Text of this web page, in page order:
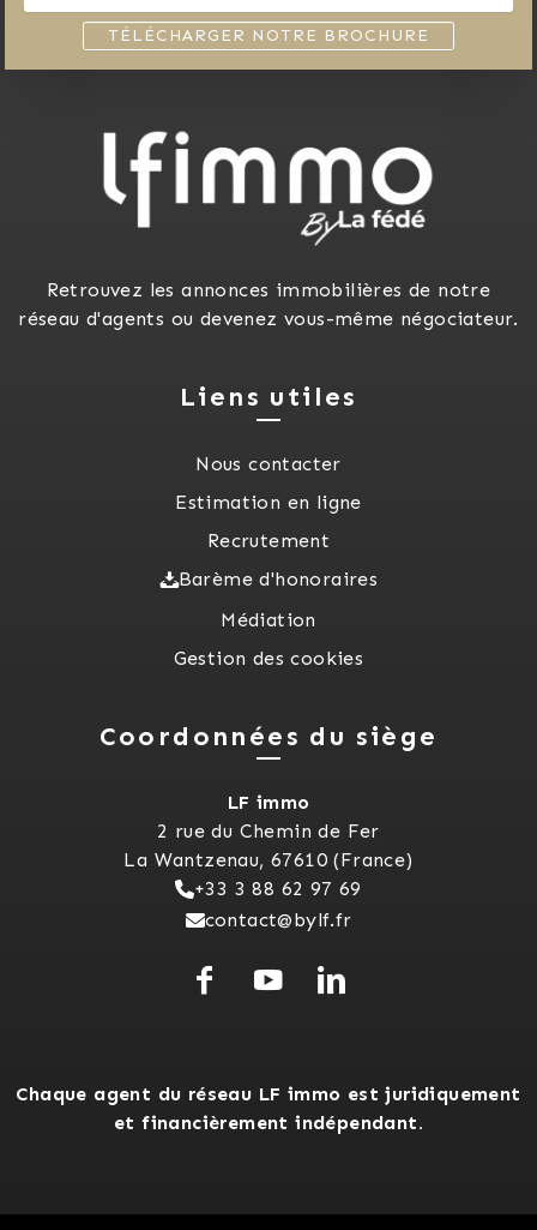
TÉLÉCHARGER NOTRE BROCHURE
Retrouvez les annonces immobilières de notre
réseau d'agents ou devenez vous-même négociateur.
Liens utiles
Nous contacter
Estimation en ligne
Recrutement
Barème d'honoraires
Médiation
Gestion des cookies
Coordonnées du siège
LF immo
2 rue du Chemin de Fer
La Wantzenau, 67610 (France)
+33 3 88 62 97 69
contact@bylf.fr
Chaque agent du réseau LF immo est juridiquement
et financièrement indépendant.